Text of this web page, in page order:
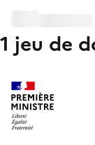
1 jeu de